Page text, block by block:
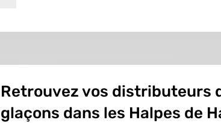
Retrouvez vos distributeurs
glaçons dans les Halpes de